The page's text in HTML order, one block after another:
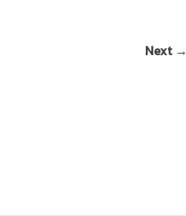
Next →